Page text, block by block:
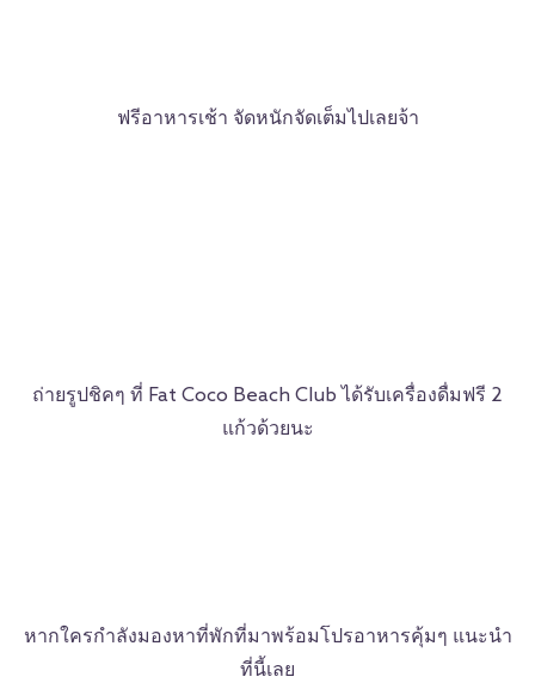
ฟรีอาหารเช้า จัดหนักจัดเต็มไปเลยจ้า
ถ่ายรูปชิคๆ ที่ Fat Coco Beach Club ได้รับเครื่องดื่มฟรี 2
แก้วด้วยนะ
หากใครกำลังมองหาที่พักที่มาพร้อมโปรอาหารคุ้มๆ แนะนำ
ที่นี้เลย